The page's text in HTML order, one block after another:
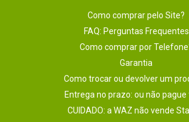
Como comprar pelo Site?
FAQ: Perguntas Frequentes
Como comprar por
Garantia
Como trocar ou devolver um
Entrega no prazo: ou não
CUIDADO: a WAZ não vende